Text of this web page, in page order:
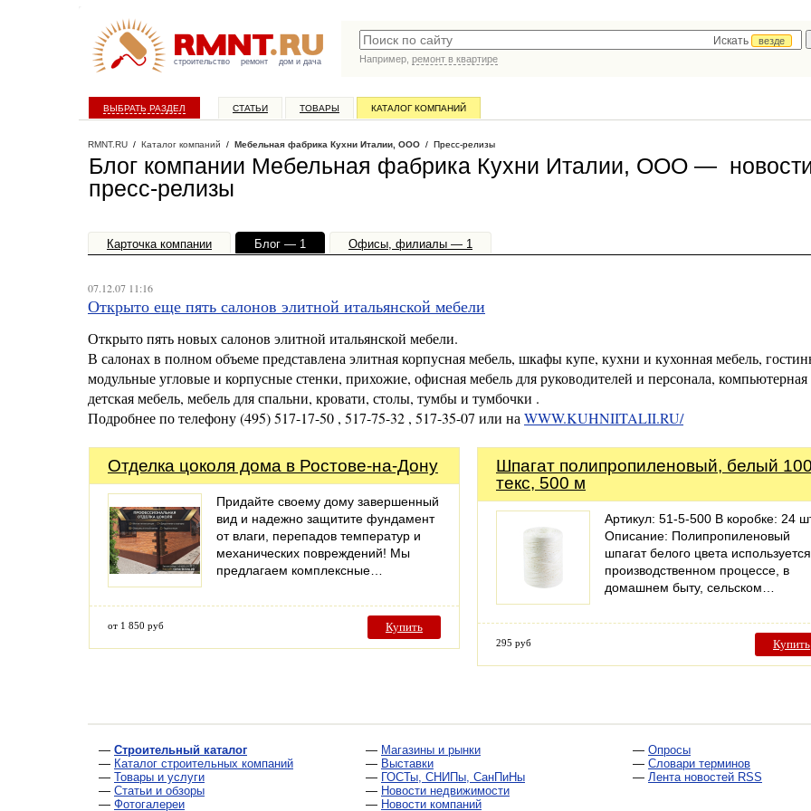
строительство ремонт дом и дача
Искать
везде
Например, ремонт в квартире
ВЫБРАТЬ РАЗДЕЛ СТАТЬИ ТОВАРЫ КАТАЛОГ КОМПАНИЙ
RMNT.RU / Каталог компаний / Мебельная фабрика Кухни Италии, ООО / Пресс-релизы
Блог компании Мебельная фабрика Кухни Италии, ООО —
пресс-релизы
Карточка компании Блог — 1 Офисы, филиалы — 1
07.12.07 11:16
Открыто еще пять салонов элитной итальянской мебели
Открыто пять новых салонов элитной итальянской мебели.
В салонах в полном объеме представлена элитная корпусная мебель, шкафы купе, кухни и кухонная мебель,
модульные угловые и корпусные стенки, прихожие, офисная мебель для руководителей и персонала, компьютерная
детская мебель, мебель для спальни, кровати, столы, тумбы и тумбочки .
Подробнее по телефону (495) 517-17-50 , 517-75-32 , 517-35-07 или на WWW.KUHNIITALII.RU/
Отделка цоколя дома в Ростове-на-Дону
Придайте своему дому завершенный
вид и надежно защитите фундамент
от влаги, перепадов температур и
механических повреждений! Мы
предлагаем комплексные…
от 1 850 руб Купить
Шпагат полипропиленовый, белый
текс, 500 м
Артикул: 51-5-500 В коробке: 24
Описание: Полипропиленовый
шпагат белого цвета
производственном процессе, в
домашнем быту, сельском…
295 руб Купить
— Строительный каталог
— Каталог строительных компаний
— Товары и услуги
— Статьи и обзоры
— Фотогалереи
— Магазины и рынки
— Выставки
— ГОСТы, СНИПы, СанПиНы
— Новости недвижимости
— Новости компаний
— Опросы
— Словари терминов
— Лента новостей RSS